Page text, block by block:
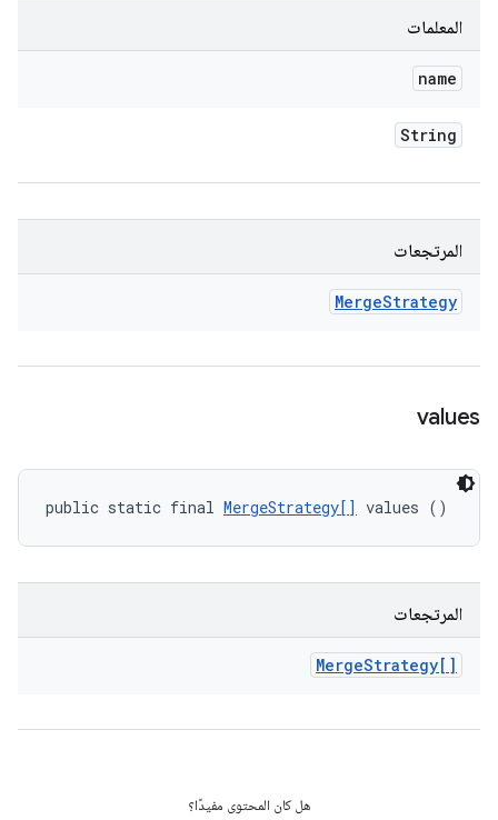
المعلمات
name
String
المرتجعات
MergeStrategy
values
public static final MergeStrategy[] values ()
المرتجعات
MergeStrategy[]
هل كان المحتوى مفيدًا؟